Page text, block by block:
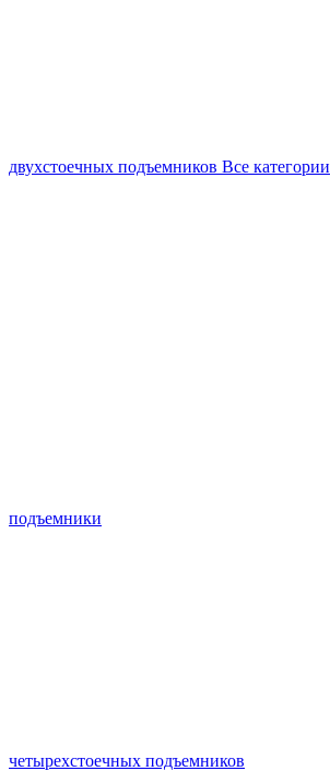
двухстоечных подъемников Все категории
подъемники
четырехстоечных подъемников